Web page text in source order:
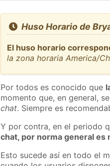
Huso Horario de
El huso horario
la zona horaria America/
Por todos es conocido que
momento que, en general,
chat. Siempre es
Y por contra, en el periodo
chat, por norma general es
Esto sucede así en todo el